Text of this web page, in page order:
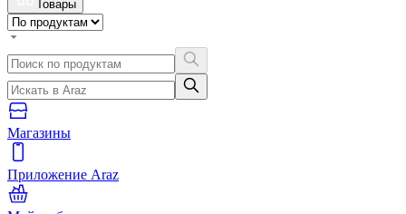
Товары
Магазины
Приложение Araz